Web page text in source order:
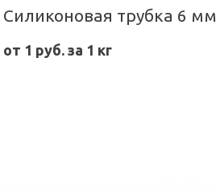
Силиконовая трубка 6 мм
от 1 руб. за 1 кг